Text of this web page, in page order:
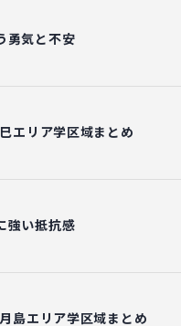
勇気と不安
エリア学区域まとめ
強い抵抗感
島エリア学区域まとめ